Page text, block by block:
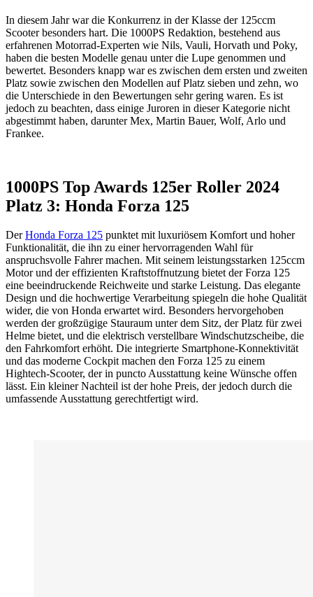
In diesem Jahr war die Konkurrenz in der Klasse der 125ccm
Scooter besonders hart. Die 1000PS Redaktion, bestehend aus
erfahrenen Motorrad-Experten wie Nils, Vauli, Horvath und Poky,
haben die besten Modelle genau unter die Lupe genommen und
bewertet. Besonders knapp war es zwischen dem ersten und zweiten
Platz sowie zwischen den Modellen auf Platz sieben und zehn, wo
die Unterschiede in den Bewertungen sehr gering waren. Es ist
jedoch zu beachten, dass einige Juroren in dieser Kategorie nicht
abgestimmt haben, darunter Mex, Martin Bauer, Wolf, Arlo und
Frankee.
1000PS Top Awards 125er Roller 2024
Platz 3: Honda Forza 125
DerHonda Forza 125 punktet mit luxuriösem Komfort und hoher
Funktionalität, die ihn zu einer hervorragenden Wahl für
anspruchsvolle Fahrer machen. Mit seinem leistungsstarken 125ccm
Motor und der effizienten Kraftstoffnutzung bietet der Forza 125
eine beeindruckende Reichweite und starke Leistung. Das elegante
Design und die hochwertige Verarbeitung spiegeln die hohe Qualität
wider, die von Honda erwartet wird. Besonders hervorgehoben
werden der großzügige Stauraum unter dem Sitz, der Platz für zwei
Helme bietet, und die elektrisch verstellbare Windschutzscheibe, die
den Fahrkomfort erhöht. Die integrierte Smartphone-Konnektivität
und das moderne Cockpit machen den Forza 125 zu einem
Hightech-Scooter, der in puncto Ausstattung keine Wünsche offen
lässt. Ein kleiner Nachteil ist der hohe Preis, der jedoch durch die
umfassende Ausstattung gerechtfertigt wird.